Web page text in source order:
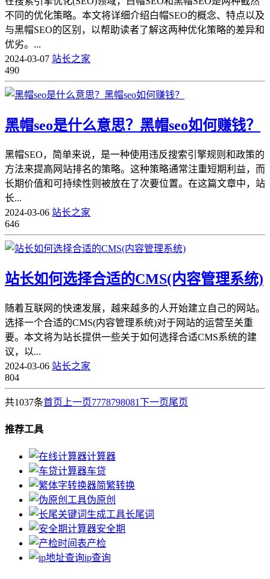
不同的优化策略。本文将详细介绍白帽SEO的概念、特点以及
与黑帽SEO的区别，以帮助读者了解这两种优化策略的差异和
优劣。...
2024-03-07 站长之家
490
黑帽seo是什么意思？黑帽seo如何赚钱？
黑帽SEO，简单来说，是一种使用违反搜索引擎规则和政策的
方法来提高网站排名的策略。这种策略通常注重短期利益，而
长期价值和可持续性则被放在了次要位置。在这篇文章中，站
长...
2024-03-06 站长之家
646
站长如何选择合适的CMS(内容管理系统)
随着互联网的快速发展，越来越多的人开始建立自己的网站。
选择一个合适的CMS(内容管理系统)对于网站的运营至关重
要。本文将为站长提供一些关于如何选择合适CMS系统的建
议，以...
2024-03-06 站长之家
804
共1037条首页 上一页7778798081下一页尾页
推荐工具
计算器
车贷
简繁转换
伪原创
长尾词
安全期
产检
ip查询